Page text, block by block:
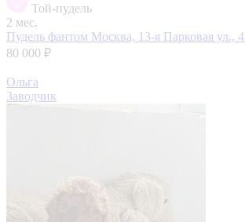
Той-пудель
2 мес.
Пудель фантом Москва, 13-я Парковая ул., 4
80 000 ₽
Ольга
Заводчик